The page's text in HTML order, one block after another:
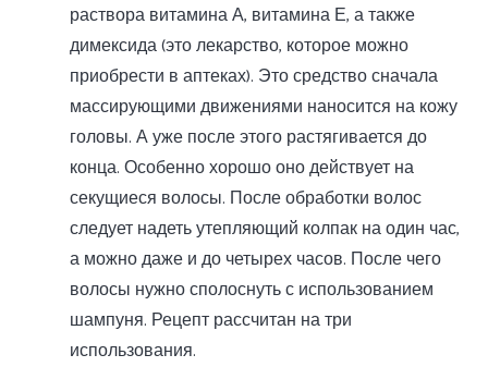
раствора витамина А, витамина Е, а также
димексида (это лекарство, которое можно
приобрести в аптеках). Это средство сначала
массирующими движениями наносится на кожу
головы. А уже после этого растягивается до
конца. Особенно хорошо оно действует на
секущиеся волосы. После обработки волос
следует надеть утепляющий колпак на один час,
а можно даже и до четырех часов. После чего
волосы нужно сполоснуть с использованием
шампуня. Рецепт рассчитан на три
использования.